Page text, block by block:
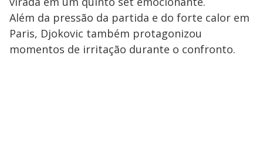
Além da pressão da partida e do forte calor em
Paris, Djokovic também protagonizou
momentos de irritação durante o confronto.